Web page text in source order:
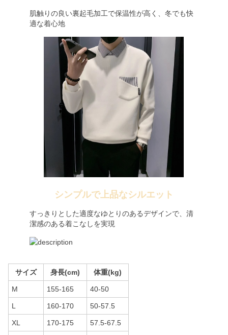
肌触りの良い裏起毛加工で保温性が高く、冬でも快
適な着心地
シンプルで上品なシルエット
すっきりとした適度なゆとりのあるデザインで、清
潔感のある着こなしを実現
サイズ 身長(cm) 体重(kg)
M 155-165 40-50
L 160-170 50-57.5
XL 170-175 57.5-67.5